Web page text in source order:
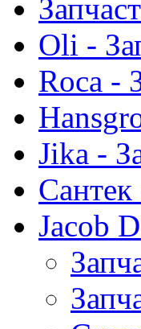
Oli -
Roca -
Jika -
Сантек
Jacob